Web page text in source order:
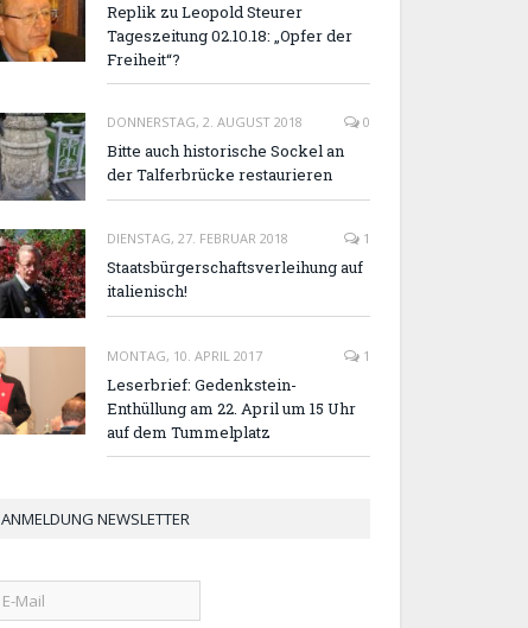
Replik zu Leopold Steurer
Tageszeitung 02.10.18: „Opfer der
Freiheit“?
DONNERSTAG, 2. AUGUST 2018 0
Bitte auch historische Sockel an
der Talferbrücke restaurieren
DIENSTAG, 27. FEBRUAR 2018 1
Staatsbürgerschaftsverleihung auf
italienisch!
MONTAG, 10. APRIL 2017 1
Leserbrief: Gedenkstein-
Enthüllung am 22. April um 15 Uhr
auf dem Tummelplatz
ANMELDUNG NEWSLETTER